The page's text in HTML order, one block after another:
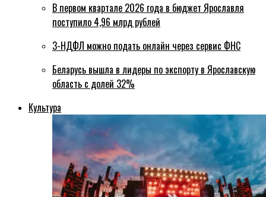
В первом квартале 2026 года в бюджет Ярославля
поступило 4,96 млрд рублей
3-НДФЛ можно подать онлайн через сервис ФНС
Беларусь вышла в лидеры по экспорту в Ярославскую
область с долей 32%
Культура